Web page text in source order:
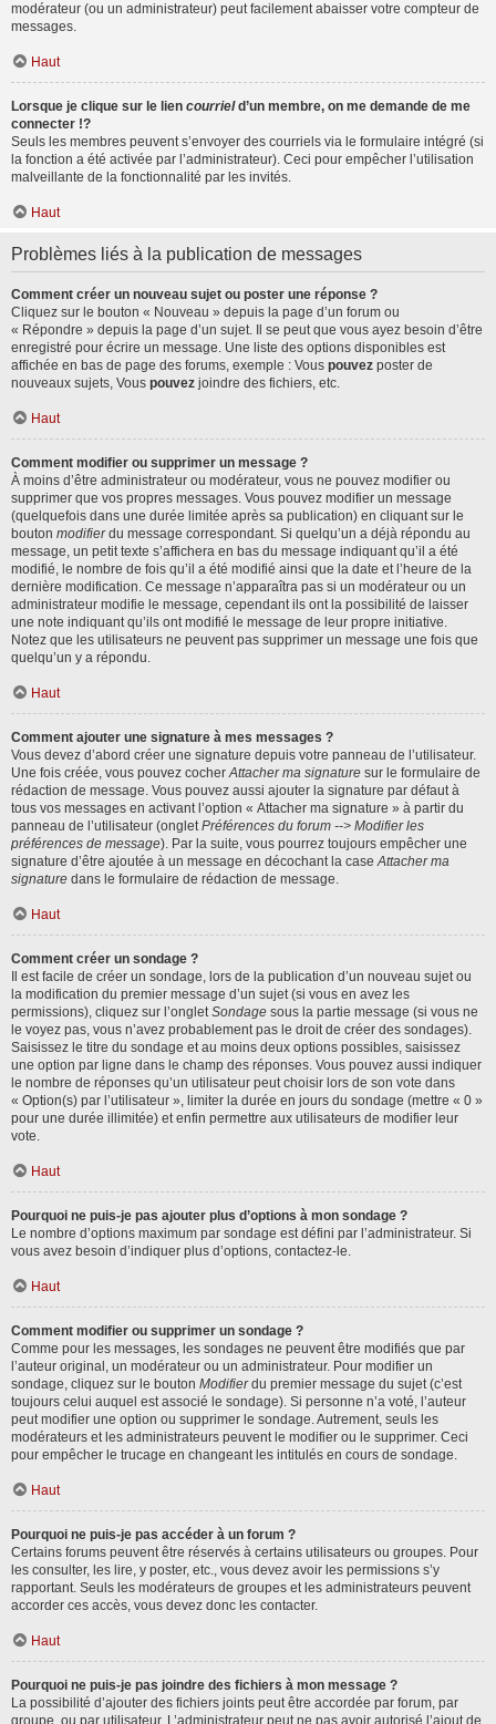
modérateur (ou un administrateur) peut facilement abaisser votre compteur de
messages.
Haut
Lorsque je clique sur le lien courrield’un membre, on me demande de me
connecter !?
Seuls les membres peuvent s’envoyer des courriels via le formulaire intégré (si
la fonction a été activée par l’administrateur). Ceci pour empêcher l’utilisation
malveillante de la fonctionnalité par les invités.
Haut
Problèmes liés à la publication de messages
Comment créer un nouveau sujet ou poster une réponse ?
Cliquez sur le bouton « Nouveau » depuis la page d’un forum ou
« Répondre » depuis la page d’un sujet. Il se peut que vous ayez besoin d’être
enregistré pour écrire un message. Une liste des options disponibles est
affichée en bas de page des forums, exemple : Vous pouvez poster de
nouveaux sujets, Vous pouvez joindre des fichiers, etc.
Haut
Comment modifier ou supprimer un message ?
À moins d’être administrateur ou modérateur, vous ne pouvez modifier ou
supprimer que vos propres messages. Vous pouvez modifier un message
(quelquefois dans une durée limitée après sa publication) en cliquant sur le
bouton modifierdu message correspondant. Si quelqu’un a déjà répondu au
message, un petit texte s’affichera en bas du message indiquant qu’il a été
modifié, le nombre de fois qu’il a été modifié ainsi que la date et l’heure de la
dernière modification. Ce message n’apparaîtra pas si un modérateur ou un
administrateur modifie le message, cependant ils ont la possibilité de laisser
une note indiquant qu’ils ont modifié le message de leur propre initiative.
Notez que les utilisateurs ne peuvent pas supprimer un message une fois que
quelqu’un y a répondu.
Haut
Comment ajouter une signature à mes messages ?
Vous devez d’abord créer une signature depuis votre panneau de l’utilisateur.
Une fois créée, vous pouvez cocherAttacher ma signature sur le formulaire de
rédaction de message. Vous pouvez aussi ajouter la signature par défaut à
tous vos messages en activant l’option « Attacher ma signature » à partir du
panneau de l’utilisateur (ongletPréférences du forum --> Modifier les
préférences de message). Par la suite, vous pourrez toujours empêcher une
signature d’être ajoutée à un message en décochant la caseAttacher ma
signature dans le formulaire de rédaction de message.
Haut
Comment créer un sondage ?
Il est facile de créer un sondage, lors de la publication d’un nouveau sujet ou
la modification du premier message d’un sujet (si vous en avez les
permissions), cliquez sur l’ongletSondage sous la partie message (si vous ne
le voyez pas, vous n’avez probablement pas le droit de créer des sondages).
Saisissez le titre du sondage et au moins deux options possibles, saisissez
une option par ligne dans le champ des réponses. Vous pouvez aussi indiquer
le nombre de réponses qu’un utilisateur peut choisir lors de son vote dans
« Option(s) par l’utilisateur », limiter la durée en jours du sondage (mettre « 0 »
pour une durée illimitée) et enfin permettre aux utilisateurs de modifier leur
vote.
Haut
Pourquoi ne puis-je pas ajouter plus d’options à mon sondage ?
Le nombre d’options maximum par sondage est défini par l’administrateur. Si
vous avez besoin d’indiquer plus d’options, contactez-le.
Haut
Comment modifier ou supprimer un sondage ?
Comme pour les messages, les sondages ne peuvent être modifiés que par
l’auteur original, un modérateur ou un administrateur. Pour modifier un
sondage, cliquez sur le bouton Modifierdu premier message du sujet (c’est
toujours celui auquel est associé le sondage). Si personne n’a voté, l’auteur
peut modifier une option ou supprimer le sondage. Autrement, seuls les
modérateurs et les administrateurs peuvent le modifier ou le supprimer. Ceci
pour empêcher le trucage en changeant les intitulés en cours de sondage.
Haut
Pourquoi ne puis-je pas accéder à un forum ?
Certains forums peuvent être réservés à certains utilisateurs ou groupes. Pour
les consulter, les lire, y poster, etc., vous devez avoir les permissions s’y
rapportant. Seuls les modérateurs de groupes et les administrateurs peuvent
accorder ces accès, vous devez donc les contacter.
Haut
Pourquoi ne puis-je pas joindre des fichiers à mon message ?
La possibilité d’ajouter des fichiers joints peut être accordée par forum, par
groupe, ou par utilisateur. L’administrateur peut ne pas avoir autorisé l’ajout de